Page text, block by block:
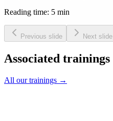
Reading time: 5 min
Previous slide Next slide
Associated trainings
All our trainings →